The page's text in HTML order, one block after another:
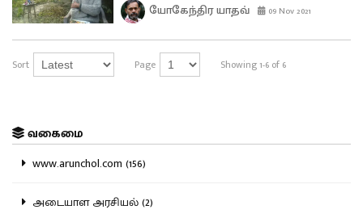
யோகேந்திர யாதவ் 09 Nov 2021
Sort Page Showing 1-6 of 6
வகைமை
www.arunchol.com (156)
அடையாள அரசியல் (2)